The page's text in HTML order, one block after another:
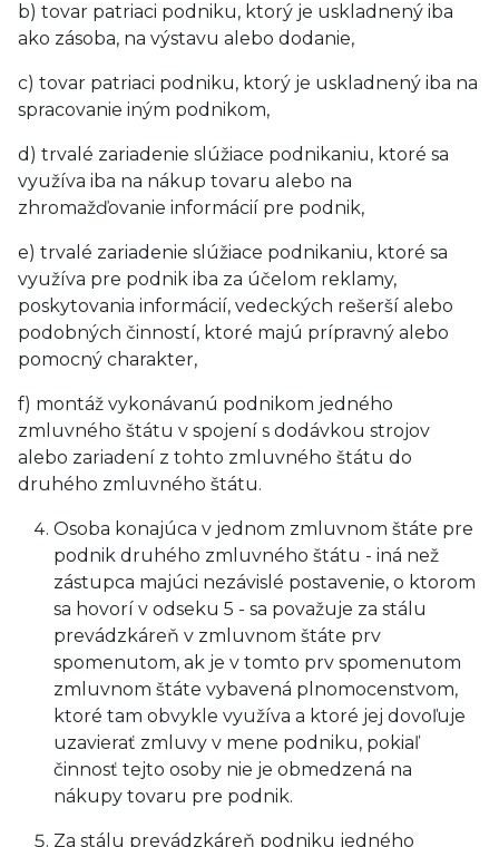
b) tovar patriaci podniku, ktorý je uskladnený iba
ako zásoba, na výstavu alebo dodanie,
c) tovar patriaci podniku, ktorý je uskladnený iba na
spracovanie iným podnikom,
d) trvalé zariadenie slúžiace podnikaniu, ktoré sa
využíva iba na nákup tovaru alebo na
zhromažďovanie informácií pre podnik,
e) trvalé zariadenie slúžiace podnikaniu, ktoré sa
využíva pre podnik iba za účelom reklamy,
poskytovania informácií, vedeckých rešerší alebo
podobných činností, ktoré majú prípravný alebo
pomocný charakter,
f) montáž vykonávanú podnikom jedného
zmluvného štátu v spojení s dodávkou strojov
alebo zariadení z tohto zmluvného štátu do
druhého zmluvného štátu.
Osoba konajúca v jednom zmluvnom štáte pre
podnik druhého zmluvného štátu - iná než
zástupca majúci nezávislé postavenie, o ktorom
sa hovorí v odseku 5 - sa považuje za stálu
prevádzkáreň v zmluvnom štáte prv
spomenutom, ak je v tomto prv spomenutom
zmluvnom štáte vybavená plnomocenstvom,
ktoré tam obvykle využíva a ktoré jej dovoľuje
uzavierať zmluvy v mene podniku, pokiaľ
činnosť tejto osoby nie je obmedzená na
nákupy tovaru pre podnik.
Za stálu prevádzkáreň podniku jedného